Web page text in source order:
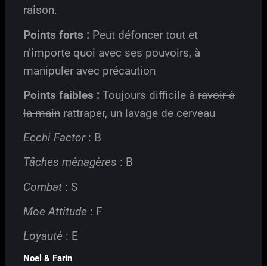
raison.
Points forts : Peut défoncer tout et
n’importe quoi avec ses pouvoirs, à
manipuler avec précaution
Points faibles : Toujours difficile à ravoir à
la main rattraper, un lavage de cerveau
Ecchi Factor: B
Tâches ménagères : B
Combat : S
Moe Attitude : F
Loyauté : E
Noel & Farin